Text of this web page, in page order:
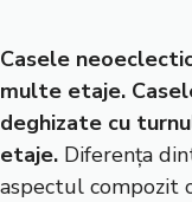
Casele
multe etaje.
deghizate cu
etaje. Diferența
aspectul compozit